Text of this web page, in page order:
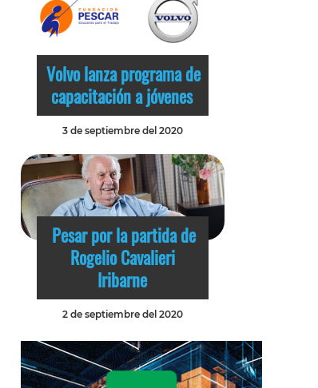
Volvo lanza programa de
capacitación a jóvenes
3 de septiembre del 2020
Pesar por la partida de
Rogelio Cavalieri
Iribarne
2 de septiembre del 2020